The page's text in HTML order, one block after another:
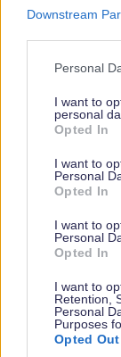
Downstream
Please note
not limited to
grant or deny
use your data
consent section.
Personal
I want to
personal
Opted In
I want to
Personal
Opted In
I want to
Personal
Opted In
I want to
Retention,
Personal
Purposes
Opted Out
Puhelin,
yrittäjän